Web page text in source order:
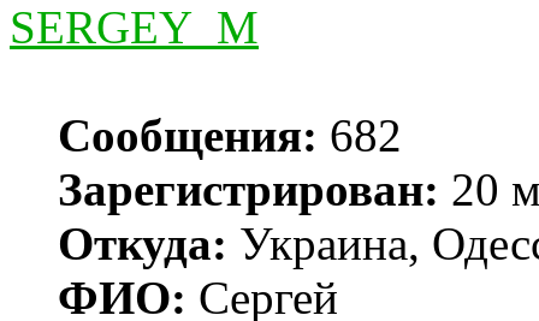
SERGEY_M
Сообщения: 682
Зарегистрирован: 20
Откуда: Украина,
ФИО: Сергей